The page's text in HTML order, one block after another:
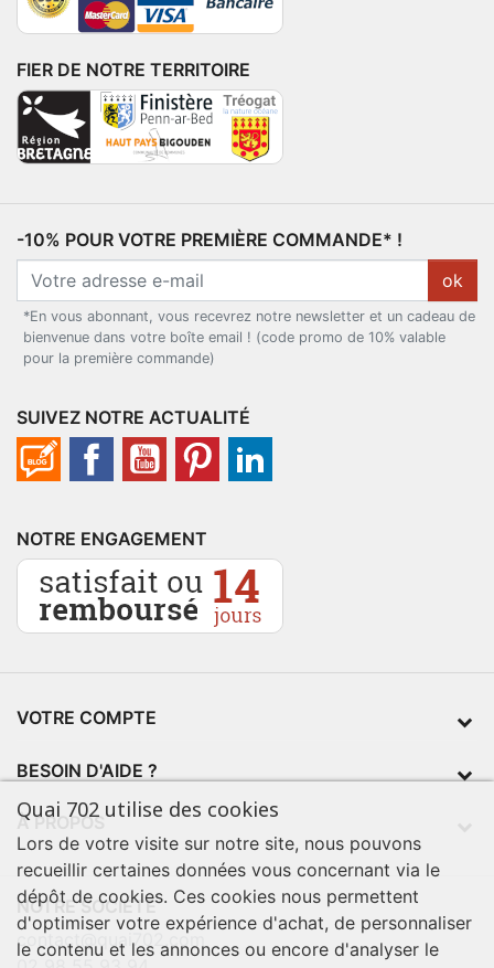
FIER DE NOTRE TERRITOIRE
-10% POUR VOTRE PREMIÈRE COMMANDE* !
ok
*En vous abonnant, vous recevrez notre newsletter et un cadeau de
bienvenue dans votre boîte email ! (code promo de 10% valable
pour la première commande)
SUIVEZ NOTRE ACTUALITÉ
NOTRE ENGAGEMENT
VOTRE COMPTE
BESOIN D'AIDE ?
À PROPOS
NOTRE SOCIÉTÉ
contact@quai702.com
Quai 702 utilise des cookies
Lors de votre visite sur notre site, nous pouvons
recueillir certaines données vous concernant via le
dépôt de cookies. Ces cookies nous permettent
d'optimiser votre expérience d'achat, de personnaliser
le contenu et les annonces ou encore d'analyser le